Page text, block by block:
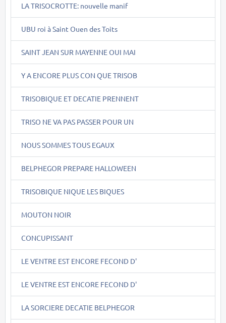
LA TRISOCROTTE: nouvelle manif
UBU roi à Saint Ouen des Toits
SAINT JEAN SUR MAYENNE OUI MAI
Y A ENCORE PLUS CON QUE TRISOB
TRISOBIQUE ET DECATIE PRENNENT
TRISO NE VA PAS PASSER POUR UN
NOUS SOMMES TOUS EGAUX
BELPHEGOR PREPARE HALLOWEEN
TRISOBIQUE NIQUE LES BIQUES
MOUTON NOIR
CONCUPISSANT
LE VENTRE EST ENCORE FECOND D'
LE VENTRE EST ENCORE FECOND D'
LA SORCIERE DECATIE BELPHEGOR